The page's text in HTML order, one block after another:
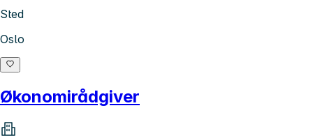
Sted
Oslo
Økonomirådgiver